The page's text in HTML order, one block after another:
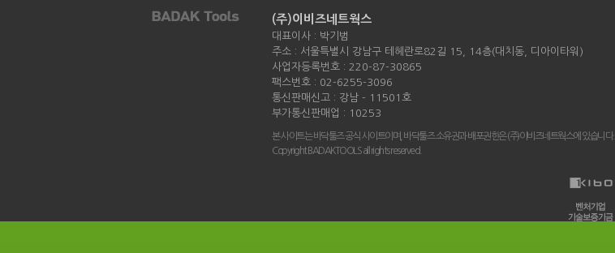
(주)이비즈네트웍스
대표이사 : 박기범
주소 : 서울특별시 강남구 테헤란로82길 15, 14층(대치동, 디아이타워)
사업자등록번호 : 220-87-30865
팩스번호 : 02-6255-3096
통신판매신고 : 강남 - 11501호
부가통신판매업 : 10253
본 사이트는 바닥툴즈 공식 사이트이며, 바닥툴즈 소유권과 배포권한은 (주)이비즈네트웍스에 있습니다.
Copyright BADAKTOOLS all rights reserved.